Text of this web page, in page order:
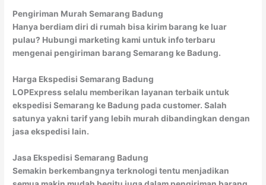
Pengiriman Murah Semarang Badung
Hanya berdiam diri di rumah bisa kirim barang ke luar
pulau? Hubungi marketing kami untuk info terbaru
mengenai pengiriman barang Semarang ke Badung.
Harga Ekspedisi Semarang Badung
LOPExpress selalu memberikan layanan terbaik untuk
ekspedisi Semarang ke Badung pada customer. Salah
satunya yakni tarif yang lebih murah dibandingkan dengan
jasa ekspedisi lain.
Jasa Ekspedisi Semarang Badung
Semakin berkembangnya terknologi tentu menjadikan